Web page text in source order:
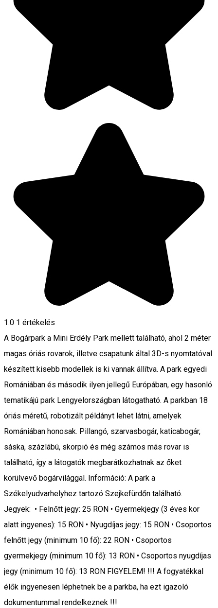
1.0 1 értékelés
A Bogárpark a Mini Erdély Park mellett található, ahol 2 méter
magas óriás rovarok, illetve csapatunk által 3D-s nyomtatóval
készített kisebb modellek is ki vannak állítva. A park egyedi
Romániában és második ilyen jellegű Európában, egy hasonló
tematikájú park Lengyelországban látogatható. A parkban 18
óriás méretű, robotizált példányt lehet látni, amelyek
Romániában honosak. Pillangó, szarvasbogár, katicabogár,
sáska, százlábú, skorpió és még számos más rovar is
található, így a látogatók megbarátkozhatnak az őket
körülvevő bogárvilággal. Információ: A park a
Székelyudvarhelyhez tartozó Szejkefürdőn található.
Jegyek: • Felnőtt jegy: 25 RON • Gyermekjegy (3 éves kor
alatt ingyenes): 15 RON • Nyugdíjas jegy: 15 RON • Csoportos
felnőtt jegy (minimum 10 fő): 22 RON • Csoportos
gyermekjegy (minimum 10 fő): 13 RON • Csoportos nyugdíjas
jegy (minimum 10 fő): 13 RON FIGYELEM! !!! A fogyatékkal
élők ingyenesen léphetnek be a parkba, ha ezt igazoló
dokumentummal rendelkeznek !!!